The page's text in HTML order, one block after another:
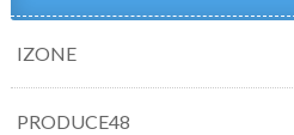
IZONE
PRODUCE48